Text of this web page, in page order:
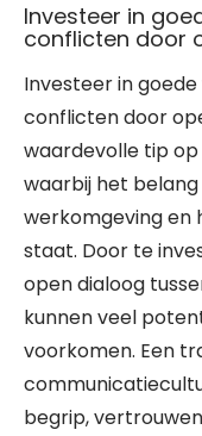
Investeer in
conflicten door
Investeer in
conflicten door
waardevolle tip
waarbij het
werkomgeving en
staat. Door te
open dialoog
kunnen veel
voorkomen. Een
begrip,